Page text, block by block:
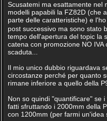
Scusatemi ma esattamente nel
modelli papabili la FZ82D (che
parte delle caratteristiche) e
post successivo ma sono stato
tempo dell'apertura del topic la
catena con promozione NO
scaduta...
Il mio unico dubbio riguardava
circostanze perché per quanto
rimane inferiore a quello della
Non so quindi "quantificare" se
fatti sfruttando i 2000mm della
con 1200mm (per farmi un'idea